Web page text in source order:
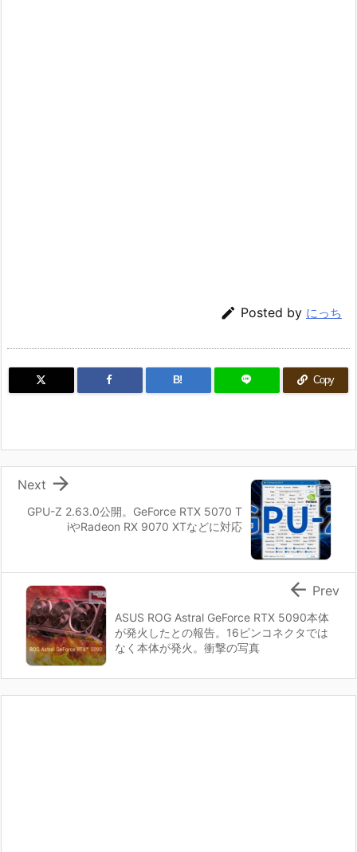
 Posted by にっち
B! Copy
GPU-Z 2.63.0公開。GeForce RTX 5070 T
iやRadeon RX 9070 XTなどに対応

Next
ASUS ROG Astral GeForce RTX 5090本体
が発火したとの報告。16ピンコネクタでは
なく本体が発火。衝撃の写真
 Prev